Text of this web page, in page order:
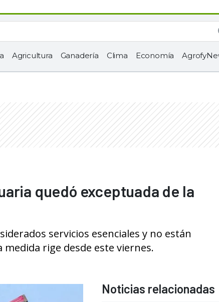
Agricultura Ganadería Clima Economía
quedó exceptuada de la
servicios esenciales y no están
rige desde este viernes.
Noticias relacionadas